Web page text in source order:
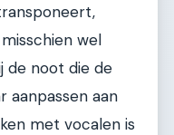
wel
de noot die de
aanpassen aan
met vocalen is